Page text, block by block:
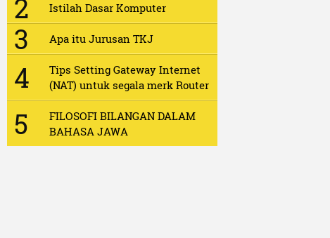
Istilah Dasar Komputer
Apa itu Jurusan TKJ
Tips Setting Gateway Internet
(NAT) untuk segala merk Router
FILOSOFI BILANGAN DALAM
BAHASA JAWA